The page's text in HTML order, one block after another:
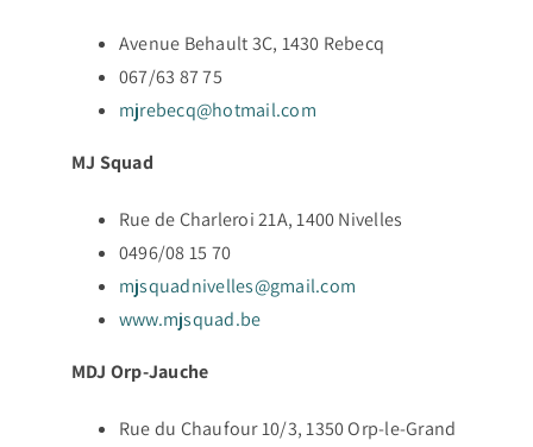
Avenue Behault 3C, 1430 Rebecq
067/63 87 75
mjrebecq@hotmail.com
MJ Squad
Rue de Charleroi 21A, 1400 Nivelles
0496/08 15 70
mjsquadnivelles@gmail.com
www.mjsquad.be
MDJ Orp-Jauche
Rue du Chaufour 10/3, 1350 Orp-le-Grand